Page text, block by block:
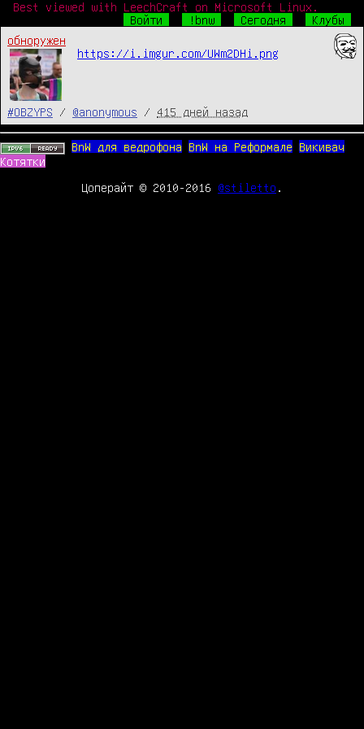
Best viewed with LeechCraft on Microsoft Linux.
Войти
!bnw Сегодня
Клубы
обноружен
https://i.imgur.com/UWm2DHi.png
#OBZYPS / @anonymous / 415 дней назад
BnW для ведрофона BnW на Реформале
Викивач
Котятки
Цоперайт © 2010-2016 @stiletto